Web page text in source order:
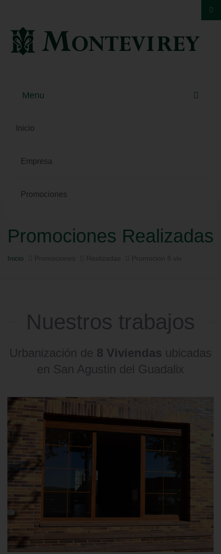
Inicio
Empresa
Promociones
Promociones Realizadas
Inicio Promociones Realizadas Promocion 8 viv
Nuestros trabajos
Urbanización de 8 Viviendas ubicadas
en San Agustin del Guadalix